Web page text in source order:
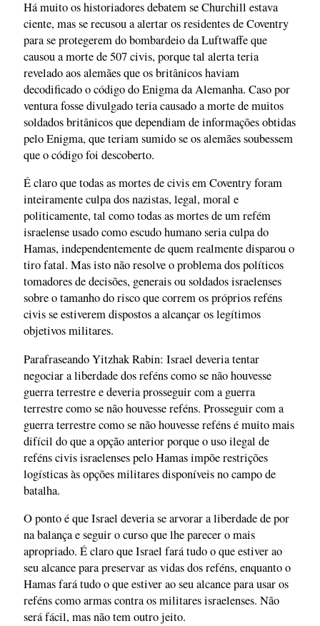
Há muito os historiadores debatem se Churchill estava
ciente, mas se recusou a alertar os residentes de Coventry
para se protegerem do bombardeio da Luftwaffe que
causou a morte de 507 civis, porque tal alerta teria
revelado aos alemães que os britânicos haviam
decodificado o código do Enigma da Alemanha. Caso por
ventura fosse divulgado teria causado a morte de muitos
soldados britânicos que dependiam de informações obtidas
pelo Enigma, que teriam sumido se os alemães soubessem
que o código foi descoberto.
É claro que todas as mortes de civis em Coventry foram
inteiramente culpa dos nazistas, legal, moral e
politicamente, tal como todas as mortes de um refém
israelense usado como escudo humano seria culpa do
Hamas, independentemente de quem realmente disparou o
tiro fatal. Mas isto não resolve o problema dos políticos
tomadores de decisões, generais ou soldados israelenses
sobre o tamanho do risco que correm os próprios reféns
civis se estiverem dispostos a alcançar os legítimos
objetivos militares.
Parafraseando Yitzhak Rabin: Israel deveria tentar
negociar a liberdade dos reféns como se não houvesse
guerra terrestre e deveria prosseguir com a guerra
terrestre como se não houvesse reféns. Prosseguir com a
guerra terrestre como se não houvesse reféns é muito mais
difícil do que a opção anterior porque o uso ilegal de
reféns civis israelenses pelo Hamas impõe restrições
logísticas às opções militares disponíveis no campo de
batalha.
O ponto é que Israel deveria se arvorar a liberdade de por
na balança e seguir o curso que lhe parecer o mais
apropriado. É claro que Israel fará tudo o que estiver ao
seu alcance para preservar as vidas dos reféns, enquanto o
Hamas fará tudo o que estiver ao seu alcance para usar os
reféns como armas contra os militares israelenses. Não
será fácil, mas não tem outro jeito.